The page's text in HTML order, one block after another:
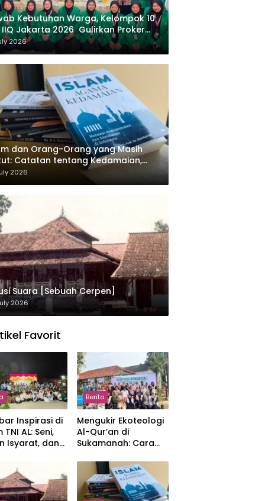
Kebutuhan Warga, Kelompok 10
IIQ Jakarta 2026 Gulirkan Proker
Al-Qur’an di Sukamanah
2026
dan Orang-Orang yang Masih
Catatan tentang Kedamaian,
dan Negara dalam
Masykuri Abdillah
2026
Suara [Sebuah Cerpen]
2026
Favorit
Inspirasi di
TNI AL: Seni,
Isyarat, dan
Berita
Mengukir Ekoteologi
Al-Qur’an di
Sukamanah: Cara
Jakarta Menjaga
Bumi Jonggol